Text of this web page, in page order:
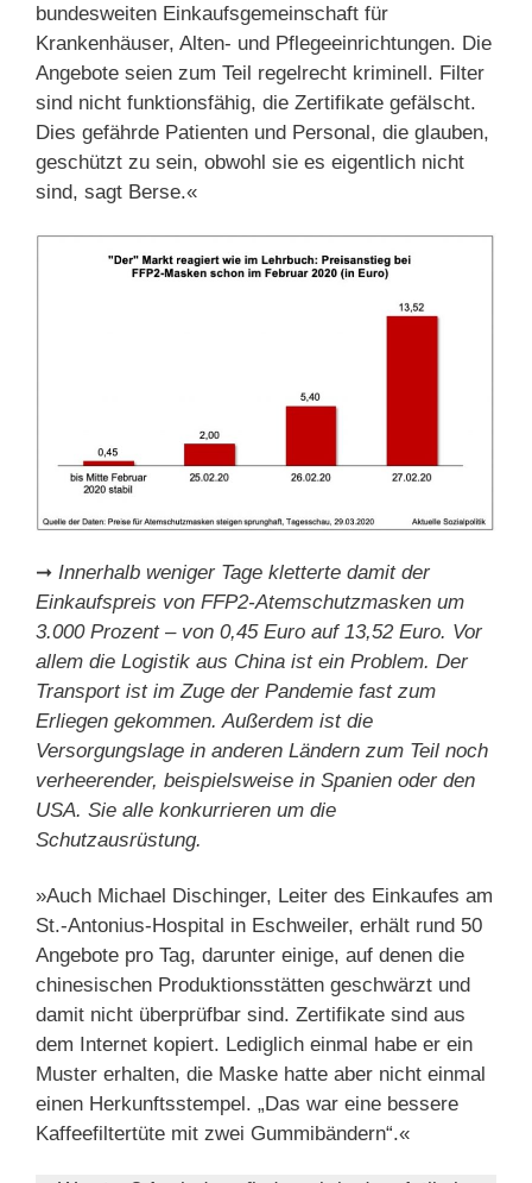
bundesweiten Einkaufsgemeinschaft für
Krankenhäuser, Alten- und Pflegeeinrichtungen. Die
Angebote seien zum Teil regelrecht kriminell. Filter
sind nicht funktionsfähig, die Zertifikate gefälscht.
Dies gefährde Patienten und Personal, die glauben,
geschützt zu sein, obwohl sie es eigentlich nicht
sind, sagt Berse.«
➞ Innerhalb weniger Tage kletterte damit der
Einkaufspreis von FFP2-Atemschutzmasken um
3.000 Prozent – von 0,45 Euro auf 13,52 Euro. Vor
allem die Logistik aus China ist ein Problem. Der
Transport ist im Zuge der Pandemie fast zum
Erliegen gekommen. Außerdem ist die
Versorgungslage in anderen Ländern zum Teil noch
verheerender, beispielsweise in Spanien oder den
USA. Sie alle konkurrieren um die
Schutzausrüstung.
»Auch Michael Dischinger, Leiter des Einkaufes am
St.-Antonius-Hospital in Eschweiler, erhält rund 50
Angebote pro Tag, darunter einige, auf denen die
chinesischen Produktionsstätten geschwärzt und
damit nicht überprüfbar sind. Zertifikate sind aus
dem Internet kopiert. Lediglich einmal habe er ein
Muster erhalten, die Maske hatte aber nicht einmal
einen Herkunftsstempel. „Das war eine bessere
Kaffeefiltertüte mit zwei Gummibändern“.«